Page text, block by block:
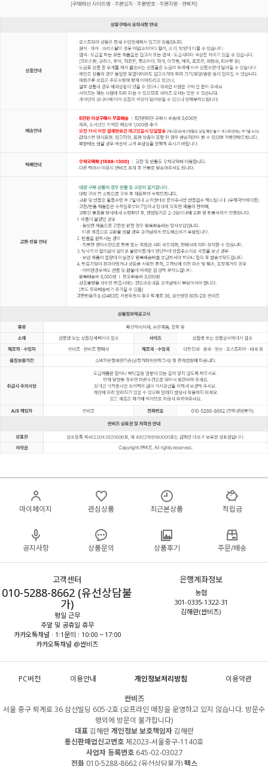
마이페이지 관심상품 최근본상품 적립금
공지사항 상품문의 상품후기 주문/배송
고객센터
010-5288-8662 (유선상담불
가)
평일 근무
주말 및 공휴일 휴무
카카오톡채널 · 1:1문의 : 10:00 ~ 17:00
카카오톡채널 @싼비즈
은행계좌정보
농협
301-0335-1322-31
김해란(싼비즈)
PC버전 이용안내 개인정보처리방침
이용약관
싼비즈
서울 중구 퇴계로 36 삼선빌딩 605-2호 (오프라인 매장을 운영하고 있지 않습니다. 방문수
령외에 방문이 불가합니다)
대표김해란개인정보 보호책임자김해란
통신판매업신고번호제2023-서울중구-1140호
사업자 등록번호645-02-03027
전화010-5288-8662 (유선상담불가)팩스